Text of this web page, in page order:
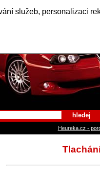
služeb, personalizaci
Alfa
hledej
Heureka.cz -